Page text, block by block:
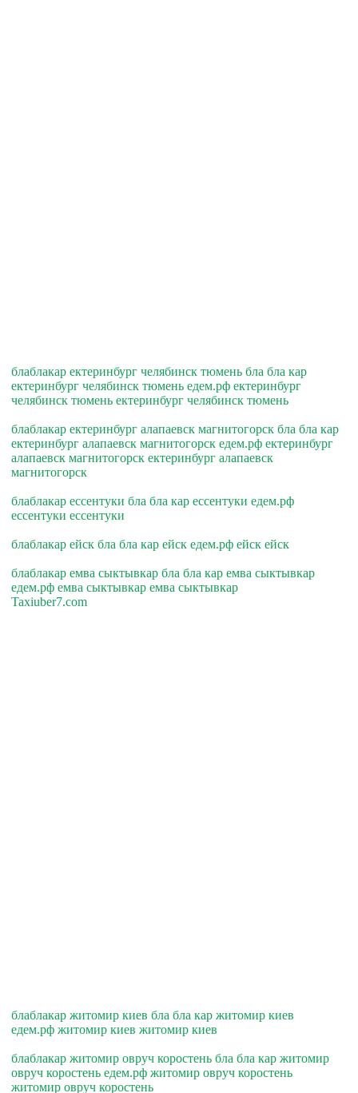
блаблакар ектеринбург челябинск тюмень бла бла кар
ектеринбург челябинск тюмень едем.рф ектеринбург
челябинск тюмень ектеринбург челябинск тюмень
блаблакар ектеринбург алапаевск магнитогорск бла бла кар
ектеринбург алапаевск магнитогорск едем.рф ектеринбург
алапаевск магнитогорск ектеринбург алапаевск
магнитогорск
блаблакар ессентуки бла бла кар ессентуки едем.рф
ессентуки ессентуки
блаблакар ейск бла бла кар ейск едем.рф ейск ейск
блаблакар емва сыктывкар бла бла кар емва сыктывкар
едем.рф емва сыктывкар емва сыктывкар
Taxiuber7.com
блаблакар житомир киев бла бла кар житомир киев
едем.рф житомир киев житомир киев
блаблакар житомир овруч коростень бла бла кар житомир
овруч коростень едем.рф житомир овруч коростень
житомир овруч коростень